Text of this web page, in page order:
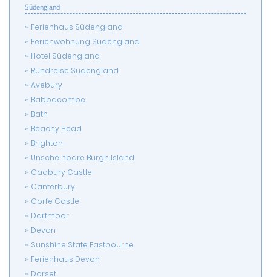
Südengland
Ferienhaus Südengland
Ferienwohnung Südengland
Hotel Südengland
Rundreise Südengland
Avebury
Babbacombe
Bath
Beachy Head
Brighton
Unscheinbare Burgh Island
Cadbury Castle
Canterbury
Corfe Castle
Dartmoor
Devon
Sunshine State Eastbourne
Ferienhaus Devon
Dorset